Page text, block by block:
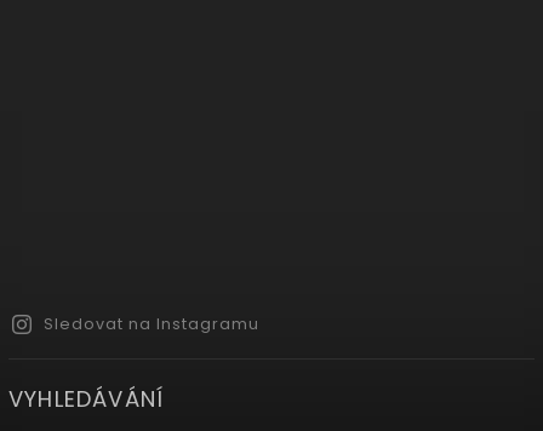
Sledovat na Instagramu
VYHLEDÁVÁNÍ